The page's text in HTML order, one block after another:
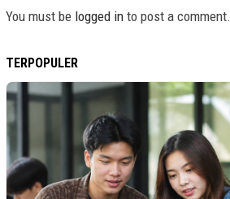
You must be logged in to post a comment.
TERPOPULER